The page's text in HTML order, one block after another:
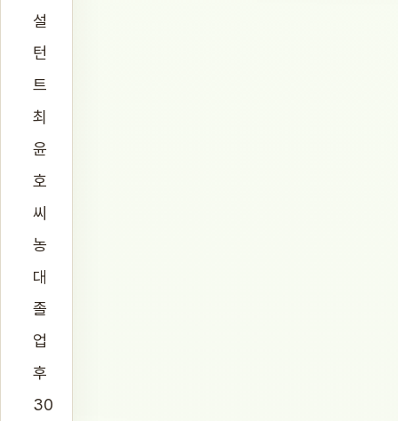
설
턴
트
최
윤
호
씨
농
대
졸
업
후
30